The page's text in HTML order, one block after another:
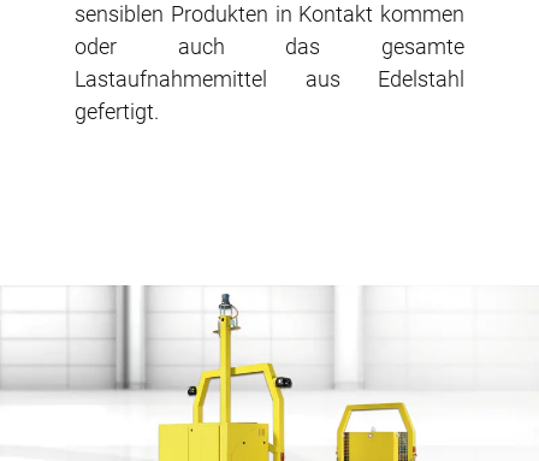
sensiblen Produkten in Kontakt kommen
oder auch das gesamte
Lastaufnahmemittel aus Edelstahl
gefertigt.